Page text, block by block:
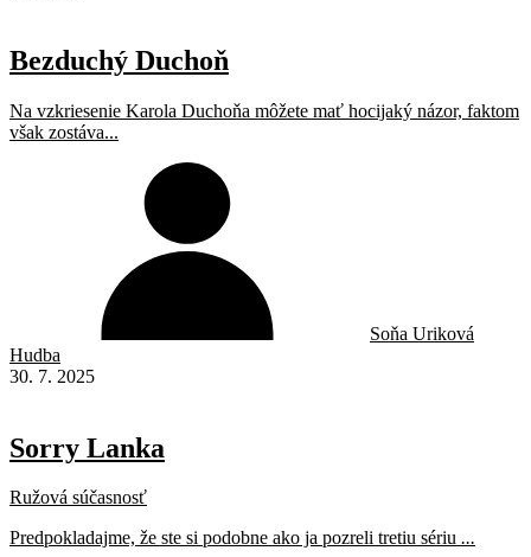
Bezduchý Duchoň
Na vzkriesenie Karola Duchoňa môžete mať hocijaký názor, faktom
však zostáva...
Soňa Uriková
Hudba
30. 7. 2025
Sorry Lanka
Ružová súčasnosť
Predpokladajme, že ste si podobne ako ja pozreli tretiu sériu ...